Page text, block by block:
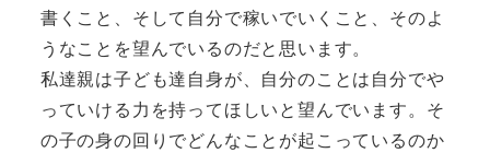
書くこと、そして自分で稼いでいくこと、そのよ
うなことを望んでいるのだと思います。
私達親は子ども達自身が、自分のことは自分でや
っていける力を持ってほしいと望んでいます。そ
の子の身の回りでどんなことが起こっているのか